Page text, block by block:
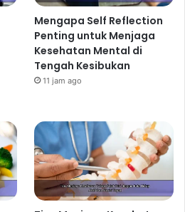
Mengapa Self Reflection
Penting untuk Menjaga
Kesehatan Mental di
Tengah Kesibukan
11 jam ago